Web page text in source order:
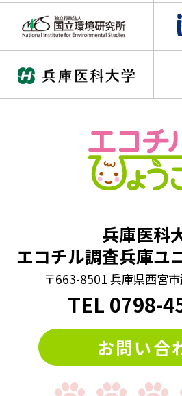
#三文字熟語
#三文字熟語クイズ
#並べ替えクイズ
#乳歯調査
#動画
#同じイラスト探し
#同じ
#学童期検査
#対
#文字並べ替えクイズ
#漢字間違い
#漢字間違い探し
#熟語クイズ
#間違い探し
兵庫医科
エコチル調査兵庫ユ
〒663-8501 兵庫県西宮
TEL 0798-
お問い合